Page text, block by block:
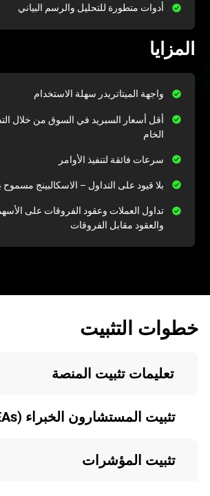
المزايا
أقل ‏أسعار السبريد في السوق من خلال
الخام
تداول العملات وعقود الفروقات على
والعقود مقابل الفروقات
خطوات التثبيت